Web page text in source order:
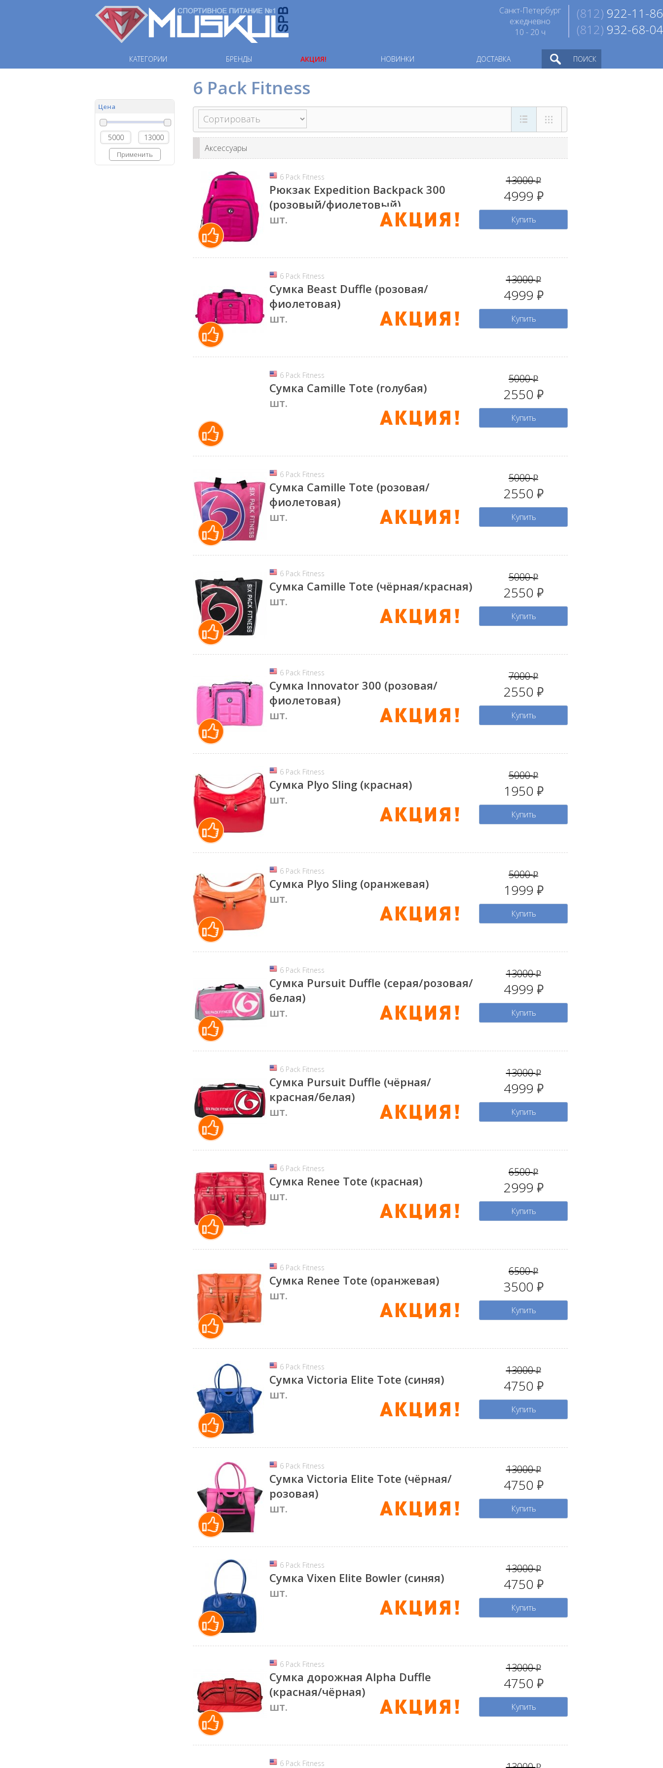
(812) 922-11-86
(812) 932-68-04
Санкт-Петербург
ежедневно
10 - 20 ч
КАТЕГОРИИ БРЕНДЫ АКЦИЯ! НОВИНКИ ДОСТАВКА ПОИСК
Цена
Применить
6 Pack Fitness
Аксессуары
6 Pack Fitness
Рюкзак Expedition Backpack 300
(розовый/фиолетовый)
шт.
13000руб.
4999 руб.
Купить
6 Pack Fitness
Сумка Beast Duffle (розовая/
фиолетовая)
шт.
13000руб.
4999 руб.
Купить
6 Pack Fitness
Сумка Camille Tote (голубая)
шт.
5000руб.
2550 руб.
Купить
6 Pack Fitness
Сумка Camille Tote (розовая/
фиолетовая)
шт.
5000руб.
2550 руб.
Купить
6 Pack Fitness
Сумка Camille Tote (чёрная/красная)
шт.
5000руб.
2550 руб.
Купить
6 Pack Fitness
Сумка Innovator 300 (розовая/
фиолетовая)
шт.
7000руб.
2550 руб.
Купить
6 Pack Fitness
Сумка Plyo Sling (красная)
шт.
5000руб.
1950 руб.
Купить
6 Pack Fitness
Сумка Plyo Sling (оранжевая)
шт.
5000руб.
1999 руб.
Купить
6 Pack Fitness
Сумка Pursuit Duffle (серая/розовая/
белая)
шт.
13000руб.
4999 руб.
Купить
6 Pack Fitness
Сумка Pursuit Duffle (чёрная/
красная/белая)
шт.
13000руб.
4999 руб.
Купить
6 Pack Fitness
Сумка Renee Tote (красная)
шт.
6500руб.
2999 руб.
Купить
6 Pack Fitness
Сумка Renee Tote (оранжевая)
шт.
6500руб.
3500 руб.
Купить
6 Pack Fitness
Сумка Victoria Elite Tote (синяя)
шт.
13000руб.
4750 руб.
Купить
6 Pack Fitness
Сумка Victoria Elite Tote (чёрная/
розовая)
шт.
13000руб.
4750 руб.
Купить
6 Pack Fitness
Сумка Vixen Elite Bowler (синяя)
шт.
13000руб.
4750 руб.
Купить
6 Pack Fitness
Сумка дорожная Alpha Duffle
(красная/чёрная)
шт.
13000руб.
4750 руб.
Купить
6 Pack Fitness